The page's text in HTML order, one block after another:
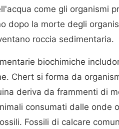
come gli organismi
dopo la morte degli
roccia sedimentaria.
biochimiche
Chert si forma da
deriva da frammenti di
consumati dalle onde
Fossili di calcare